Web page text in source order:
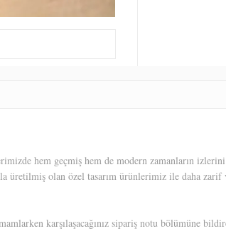
hem geçmiş hem de modern zamanların
üretilmiş olan özel tasarım ürünlerimiz ile daha zarif
karşılaşacağınız sipariş notu bölümüne